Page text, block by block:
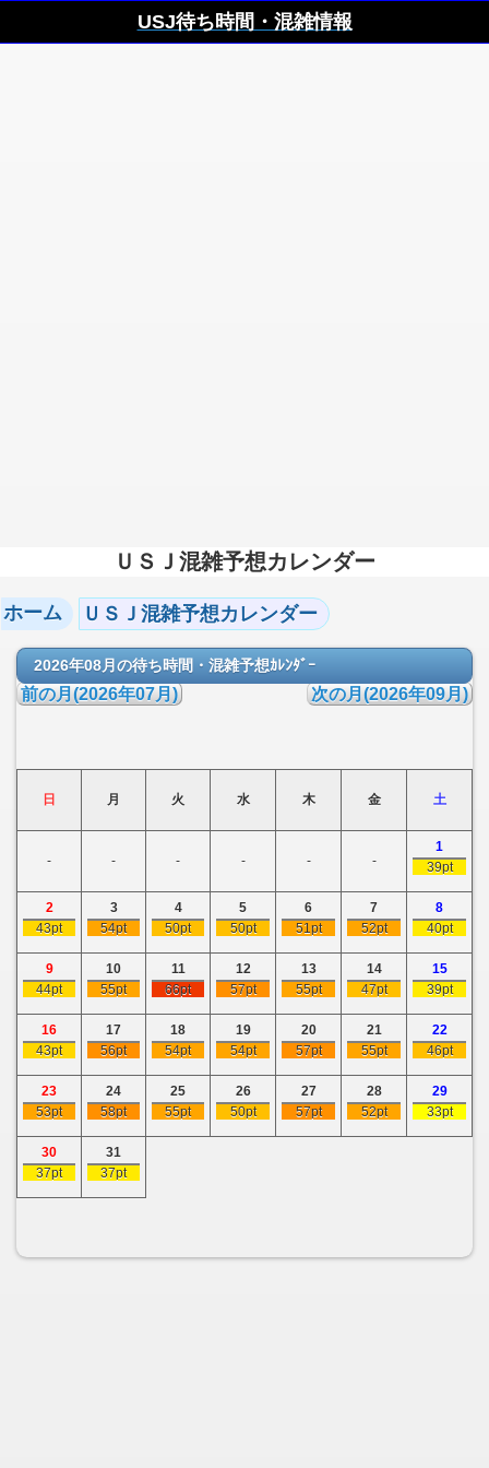
USJ待ち時間・混雑情報
ＵＳＪ混雑予想カレンダー
ホーム ＵＳＪ混雑予想カレンダー
2026年08月の待ち時間・混雑予想ｶﾚﾝﾀﾞｰ
前の月(2026年07月) 次の月(2026年09月)
日 月 火 水 木 金 土
- - - - - -
1
39pt
2
43pt
3
54pt
4
50pt
5
50pt
6
51pt
7
52pt
8
40pt
9
44pt
10
55pt
11
66pt
12
57pt
13
55pt
14
47pt
15
39pt
16
43pt
17
56pt
18
54pt
19
54pt
20
57pt
21
55pt
22
46pt
23
53pt
24
58pt
25
55pt
26
50pt
27
57pt
28
52pt
29
33pt
30
37pt
31
37pt